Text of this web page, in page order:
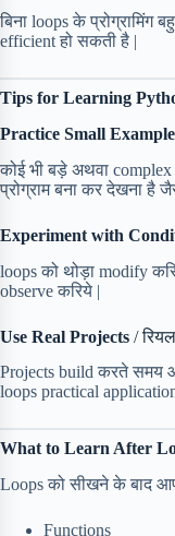
बिना loops के प्रोग्रामिंग
efficient हो सकती है |
Tips for Learning
Practice Small
कोई भी बड़े अथवा
प्रोग्राम बना कर देखना है
Experiment with
loops को थोड़ा modify
observe करिये |
Use Real Projects /
Projects build करते
loops practical
What to Learn After
Loops को सीखने के बाद
Functions